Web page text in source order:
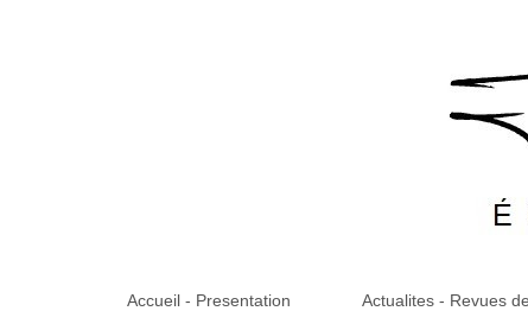
Accueil - Presentation Actualites - Revues